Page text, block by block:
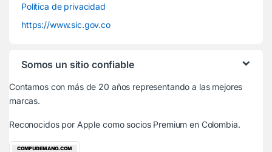
Política de privacidad
https://www.sic.gov.co
Somos un sitio confiable
Contamos con más de 20 años representando a las mejores
marcas.
Reconocidos por Apple como socios Premium en Colombia.